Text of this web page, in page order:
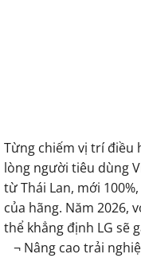
Từng chiếm vị trí điều
lòng người tiêu dùng
từ Thái Lan, mới
của hãng. Năm 2026,
thể khẳng định LG sẽ
¬ Nâng cao trải